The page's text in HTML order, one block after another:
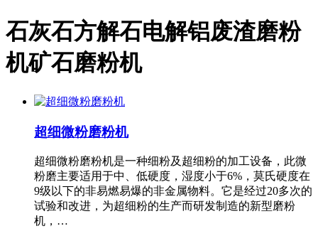
石灰石方解石电解铝废渣磨粉
机矿石磨粉机
超细微粉磨粉机
超细微粉磨粉机是一种细粉及超细粉的加工设备，此微
粉磨主要适用于中、低硬度，湿度小于6%，莫氏硬度在
9级以下的非易燃易爆的非金属物料。它是经过20多次的
试验和改进，为超细粉的生产而研发制造的新型磨粉
机，…